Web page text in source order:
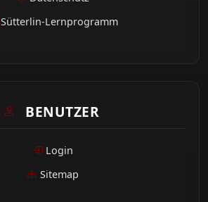
Sütterlin-Lernprogramm
BENUTZER
Login
Sitemap